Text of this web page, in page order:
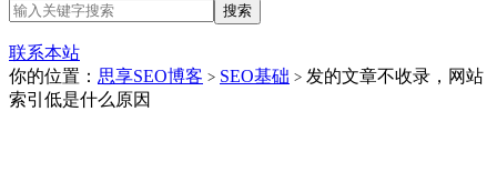
联系本站
你的位置： 思享SEO博客 > SEO基础 > 发的文章不收录，网站
索引低是什么原因